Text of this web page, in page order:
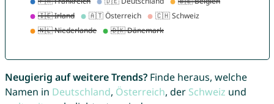
Neugierig auf weitere Trends?Finde heraus, welche
Namen in Deutschland, Österreich, der Schweiz und